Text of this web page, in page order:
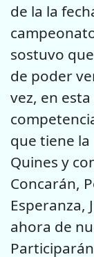
de la la
sostuvo
de poder
vez, en
que tiene
Quines y
Concarán,
Esperanza,
ahora de